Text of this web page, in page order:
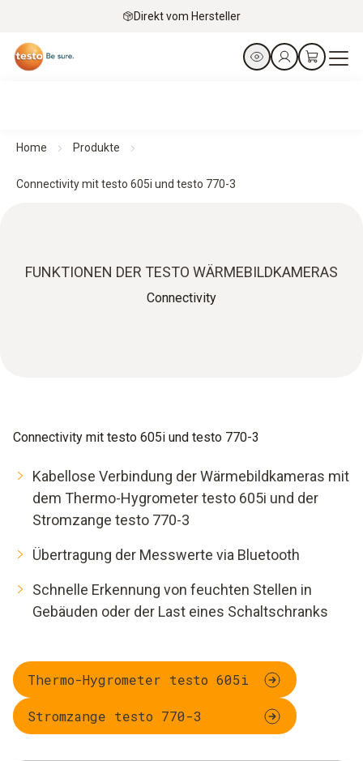
Direkt vom Hersteller
Home Produkte
Connectivity mit testo 605i und testo 770-3
FUNKTIONEN DER TESTO WÄRMEBILDKAMERAS
Connectivity
Connectivity mit testo 605i und testo 770-3
Kabellose Verbindung der Wärmebildkameras mit
dem Thermo-Hygrometer testo 605i und der
Stromzange testo 770-3
Übertragung der Messwerte via Bluetooth
Schnelle Erkennung von feuchten Stellen in
Gebäuden oder der Last eines Schaltschranks
Thermo-Hygrometer testo 605i
Stromzange testo 770-3